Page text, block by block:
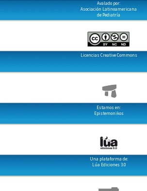
Avalado por:
Asociación Latinoamericana
de Pediatría
Licencias Creative Commons
Estamos en:
Epistemonikos
Una plataforma de:
Lúa Ediciones 3.0